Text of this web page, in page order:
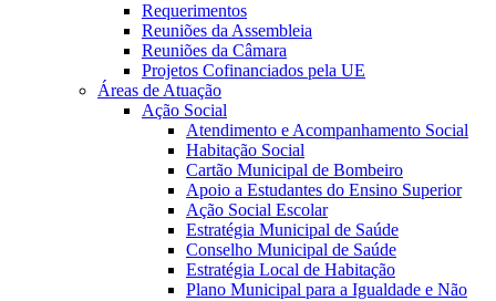
Requerimentos
Reuniões da Assembleia
Reuniões da Câmara
Projetos Cofinanciados pela UE
Áreas de Atuação
Ação Social
Atendimento e Acompanhamento Social
Habitação Social
Cartão Municipal de Bombeiro
Apoio a Estudantes do Ensino Superior
Ação Social Escolar
Estratégia Municipal de Saúde
Conselho Municipal de Saúde
Estratégia Local de Habitação
Plano Municipal para a Igualdade e Não